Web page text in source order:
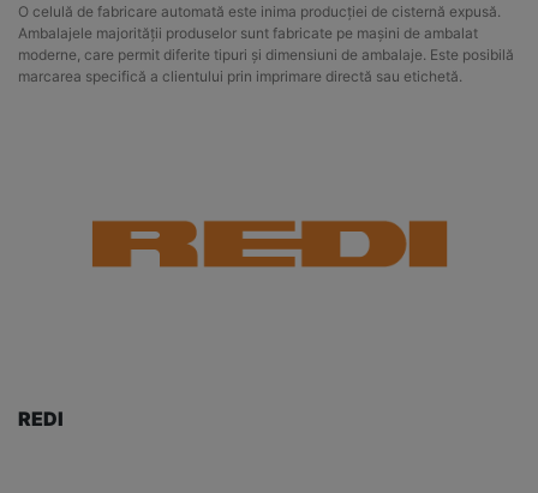
O celulă de fabricare automată este inima producției de cisternă expusă.
Ambalajele majorității produselor sunt fabricate pe mașini de ambalat
moderne, care permit diferite tipuri și dimensiuni de ambalaje. Este posibilă
marcarea specifică a clientului prin imprimare directă sau etichetă.
REDI